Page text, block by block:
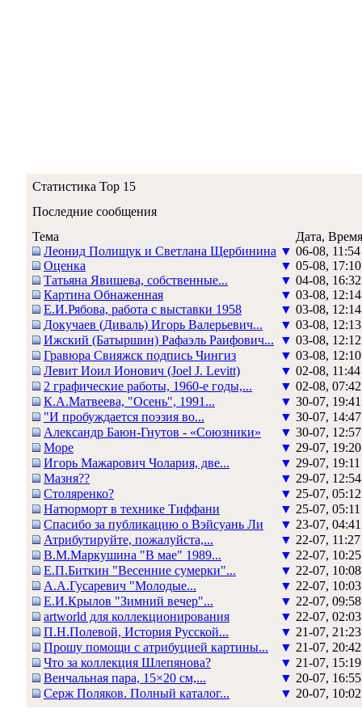
Статистика Top 15
Последние сообщения
Тема
Дата, Время
Леонид Полищук и Светлана Щербинина ▼ 06-08, 11:54
Оценка
▼ 05-08, 17:10
Татьяна Явишева, собственные...
▼ 04-08, 16:32
Картина Обнаженная
▼ 03-08, 12:14
Е.И.Рябова, работа с выставки 1958
▼ 03-08, 12:14
Докучаев (Диваль) Игорь Валерьевич...
▼ 03-08, 12:13
Ижский (Батыршин) Рафаэль Раифович...
▼ 03-08, 12:12
Гравюра Свияжск подпись Чингиз
▼ 03-08, 12:10
Левит Иоил Ионович (Joel J. Levitt)
▼ 02-08, 11:44
2 графические работы, 1960-е годы,...
▼ 02-08, 07:42
К.А.Матвеева, "Осень", 1991...
▼ 30-07, 19:41
"И пробуждается поэзия во...
▼ 30-07, 14:47
Александр Баюн-Гнутов - «Союзники»
▼ 30-07, 12:57
Море
▼ 29-07, 19:20
Игорь Мажарович Чолария, две...
▼ 29-07, 19:11
Мазня??
▼ 29-07, 12:54
Столяренко?
▼ 25-07, 05:12
Натюрморт в технике Тиффани
▼ 25-07, 05:11
Спасибо за публикацию о Вэйсуань Ли
▼ 23-07, 04:41
Атрибутируйте, пожалуйста,...
▼ 22-07, 11:27
В.М.Маркушина "В мае" 1989...
▼ 22-07, 10:25
Е.П.Биткин "Весенние сумерки"...
▼ 22-07, 10:08
А.А.Гусаревич "Молодые...
▼ 22-07, 10:03
Е.И.Крылов "Зимний вечер"...
▼ 22-07, 09:58
artworld для коллекционирования
▼ 22-07, 02:03
П.Н.Полевой, История Русской...
▼ 21-07, 21:23
Прошу помощи с атрибуцией картины...
▼ 21-07, 20:42
Что за коллекция Шлепянова?
▼ 21-07, 15:19
Венчальная пара, 15×20 см,...
▼ 20-07, 16:55
Серж Поляков. Полный каталог...
▼ 20-07, 10:02